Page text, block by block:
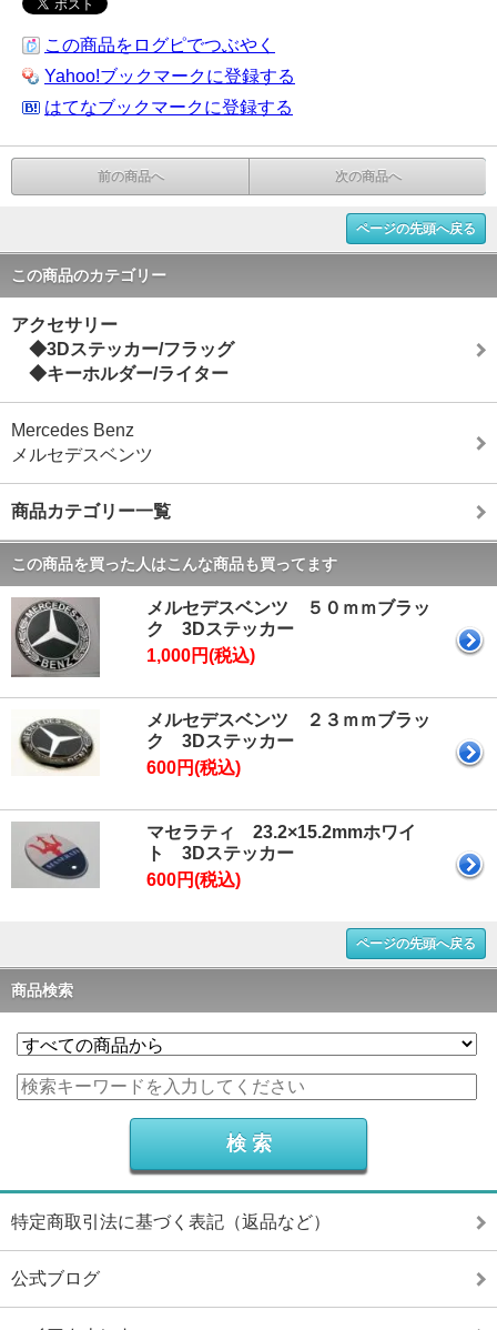
この商品をログピでつぶやく
Yahoo!ブックマークに登録する
はてなブックマークに登録する
前の商品へ 次の商品へ
ページの先頭へ戻る
この商品のカテゴリー
アクセサリー
◆3Dステッカー/フラッグ
◆キーホルダー/ライター
Mercedes Benz
メルセデスベンツ
商品カテゴリー一覧
この商品を買った人はこんな商品も買ってます
メルセデスベンツ ５０ｍｍブラッ
ク 3Dステッカー
1,000円(税込)
メルセデスベンツ ２３ｍｍブラッ
ク 3Dステッカー
600円(税込)
マセラティ 23.2×15.2mmホワイ
ト 3Dステッカー
600円(税込)
ページの先頭へ戻る
商品検索
特定商取引法に基づく表記（返品など）
公式ブログ